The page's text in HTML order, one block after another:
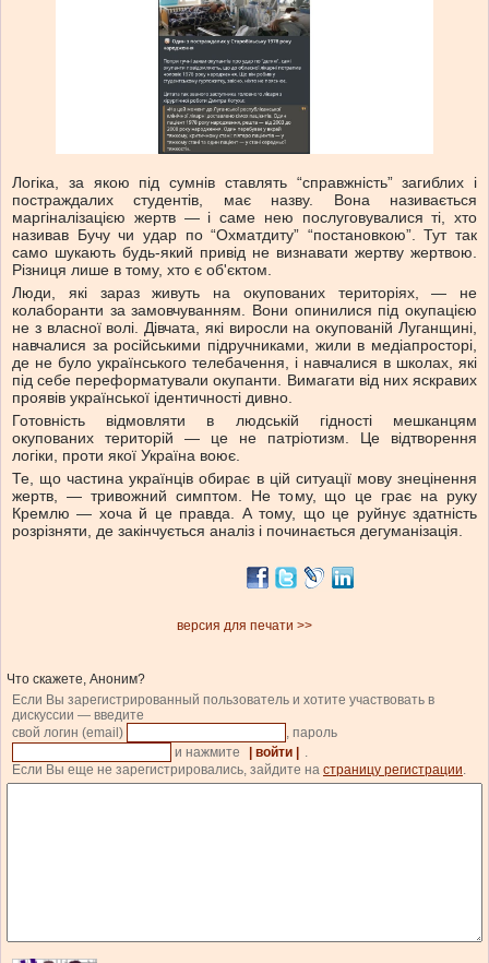
Логіка, за якою під сумнів ставлять “справжність” загиблих і
постраждалих студентів, має назву. Вона називається
маргіналізацією жертв — і саме нею послуговувалися ті, хто
називав Бучу чи удар по “Охматдиту” “постановкою”. Тут так
само шукають будь-який привід не визнавати жертву жертвою.
Різниця лише в тому, хто є об'єктом.
Люди, які зараз живуть на окупованих територіях, — не
колаборанти за замовчуванням. Вони опинилися під окупацією
не з власної волі. Дівчата, які виросли на окупованій Луганщині,
навчалися за російськими підручниками, жили в медіапросторі,
де не було українського телебачення, і навчалися в школах, які
під себе переформатували окупанти. Вимагати від них яскравих
проявів української ідентичності дивно.
Готовність відмовляти в людській гідності мешканцям
окупованих територій — це не патріотизм. Це відтворення
логіки, проти якої Україна воює.
Те, що частина українців обирає в цій ситуації мову знецінення
жертв, — тривожний симптом. Не тому, що це грає на руку
Кремлю — хоча й це правда. А тому, що це руйнує здатність
розрізняти, де закінчується аналіз і починається дегуманізація.
версия для печати >>
Что скажете, Аноним?
Если Вы зарегистрированный пользователь и хотите участвовать в
дискуссии — введите
свой логин (email)
, пароль
и нажмите
| войти | .
Если Вы еще не зарегистрировались, зайдите на страницу регистрации.